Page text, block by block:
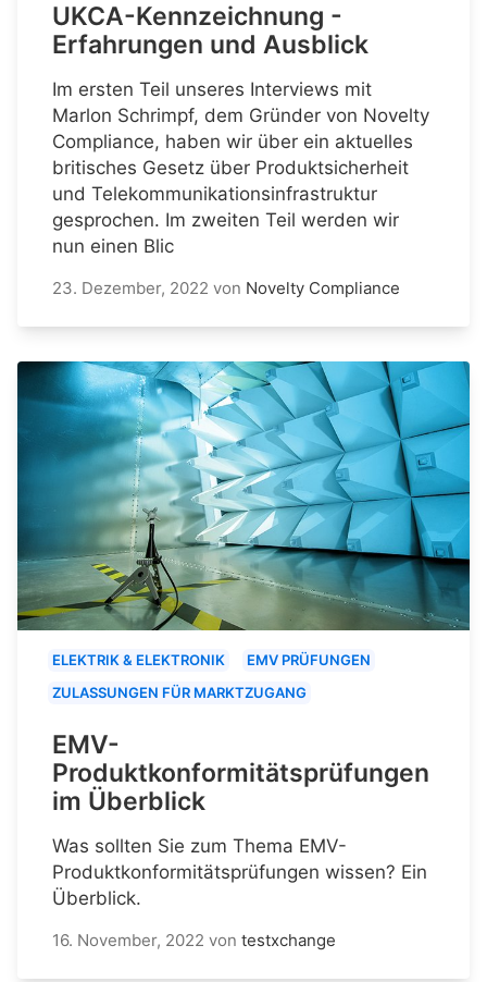
UKCA-Kennzeichnung -
Erfahrungen und Ausblick
Im ersten Teil unseres Interviews mit
Marlon Schrimpf, dem Gründer von Novelty
Compliance, haben wir über ein aktuelles
britisches Gesetz über Produktsicherheit
und Telekommunikationsinfrastruktur
gesprochen. Im zweiten Teil werden wir
nun einen Blic
23. Dezember, 2022 von Novelty Compliance
ELEKTRIK & ELEKTRONIK
EMV PRÜFUNGEN
ZULASSUNGEN FÜR MARKTZUGANG
EMV-
Produktkonformitätsprüfungen
im Überblick
Was sollten Sie zum Thema EMV-
Produktkonformitätsprüfungen wissen? Ein
Überblick.
16. November, 2022 von testxchange